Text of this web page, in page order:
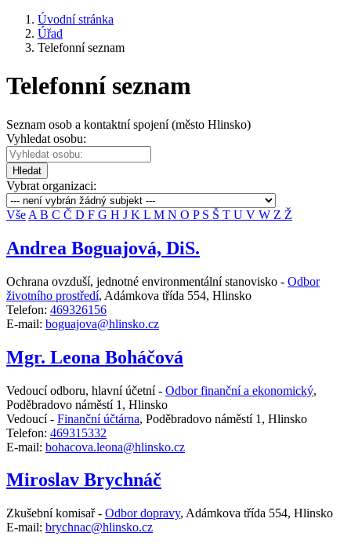
Úvodní stránka
Úřad
Telefonní seznam
Telefonní seznam
Seznam osob a kontaktní spojení (město Hlinsko)
Vyhledat osobu:
Hledat
Vybrat organizaci:
Vše A B C Č D F G H J K L M N O P S Š T U V W Z Ž
Andrea Boguajová, DiS.
Ochrana ovzduší, jednotné environmentální stanovisko - Odbor
životního prostředí, Adámkova třída 554, Hlinsko
Telefon: 469326156
E-mail: boguajova@hlinsko.cz
Mgr. Leona Boháčová
Vedoucí odboru, hlavní účetní - Odbor finanční a ekonomický,
Poděbradovo náměstí 1, Hlinsko
Vedoucí - Finanční účtárna, Poděbradovo náměstí 1, Hlinsko
Telefon: 469315332
E-mail: bohacova.leona@hlinsko.cz
Miroslav Brychnáč
Zkušební komisař - Odbor dopravy, Adámkova třída 554, Hlinsko
E-mail: brychnac@hlinsko.cz